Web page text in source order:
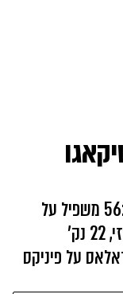
ב-56, שיקאגו
NBA: בוסטון לחצה בהגנה בדרך ל-56:87 משפיל על
המג'יק. הבולס גברו 95:110 על ניו ג'רזי, 22 נק'